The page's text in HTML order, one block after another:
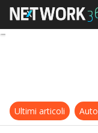
Ultimi articoli